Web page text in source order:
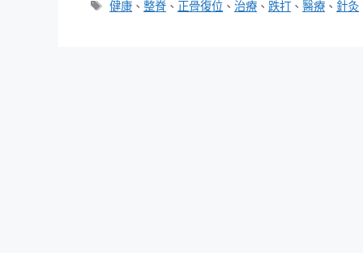
類
標
健康 、整脊 、 正骨復位 、治療 、 跌打 、醫療 、 針灸